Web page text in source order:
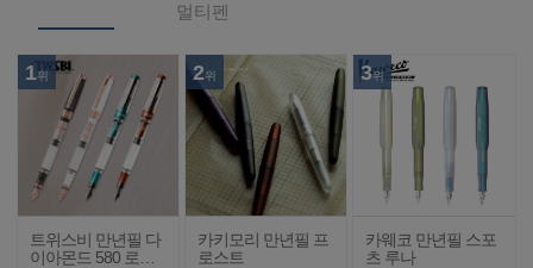
멀티펜
1위
트위스비 만년필 다
이아몬드 580 로즈
2위
카키모리 만년필 프
로스트
3위
카웨코 만년필 스포
츠 루나